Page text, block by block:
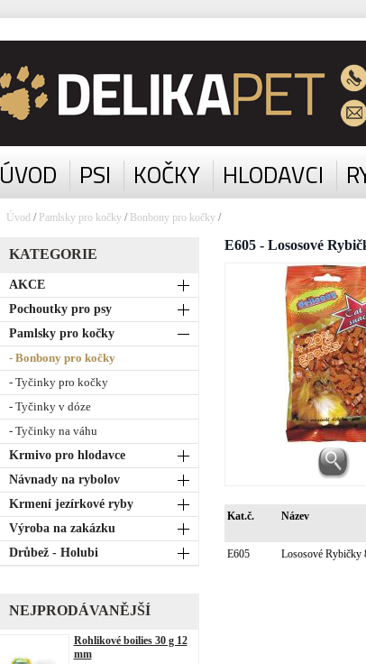
ÚVOD PSI KOČKY HLODAVCI
Úvod / Pamlsky pro kočky/ Bonbony pro kočky/
KATEGORIE
AKCE
Pochoutky pro psy
Pamlsky pro kočky
- Bonbony pro kočky
- Tyčinky pro kočky
- Tyčinky v dóze
- Tyčinky na váhu
Krmivo pro hlodavce
Návnady na rybolov
Krmení jezírkové ryby
Výroba na zakázku
Drůbež - Holubi
NEJPRODÁVANĚJŠÍ
Rohlikové boilies 30 g 12
mm
E605 - Lososové
Kat.č. Název
E605 Lososové Rybičky